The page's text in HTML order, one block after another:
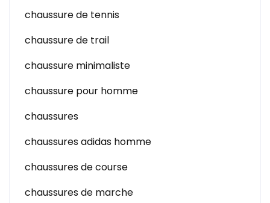
chaussure de tennis
chaussure de trail
chaussure minimaliste
chaussure pour homme
chaussures
chaussures adidas homme
chaussures de course
chaussures de marche